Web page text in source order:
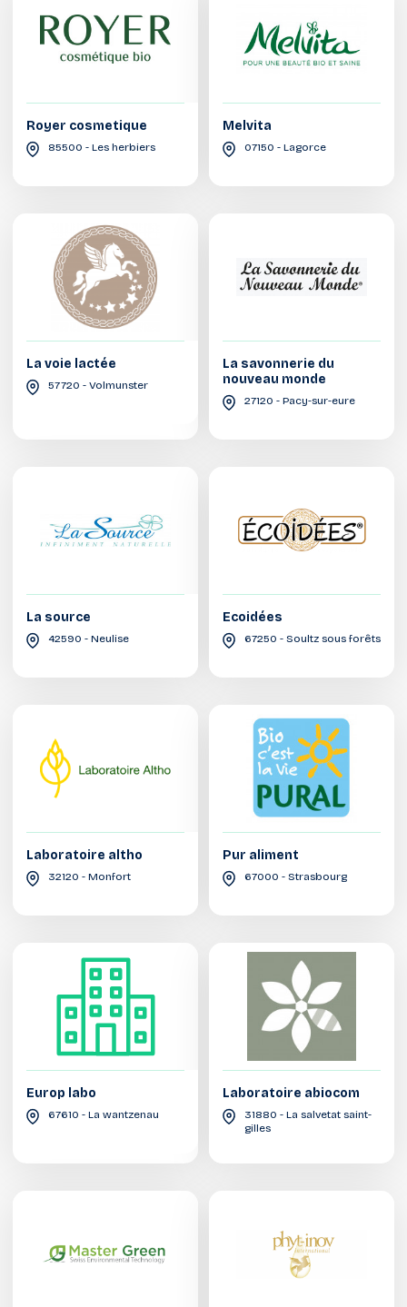
Royer cosmetique
85500 - Les herbiers
Melvita
07150 - Lagorce
La voie lactée
57720 - Volmunster
La savonnerie du
nouveau monde
27120 - Pacy-sur-eure
La source
42590 - Neulise
Ecoidées
67250 - Soultz sous forêts
Laboratoire altho
32120 - Monfort
Pur aliment
67000 - Strasbourg
Europ labo
67610 - La wantzenau
Laboratoire abiocom
31880 - La salvetat saint-
gilles